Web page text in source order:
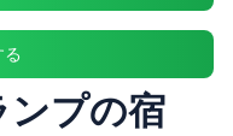
ンプの宿